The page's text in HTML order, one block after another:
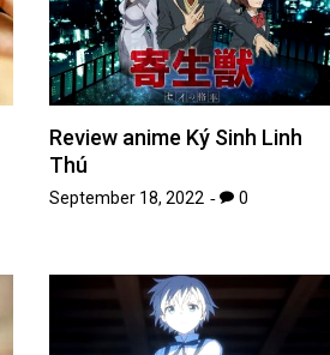
Review anime Ký Sinh Linh
Thú
September 18, 2022 0